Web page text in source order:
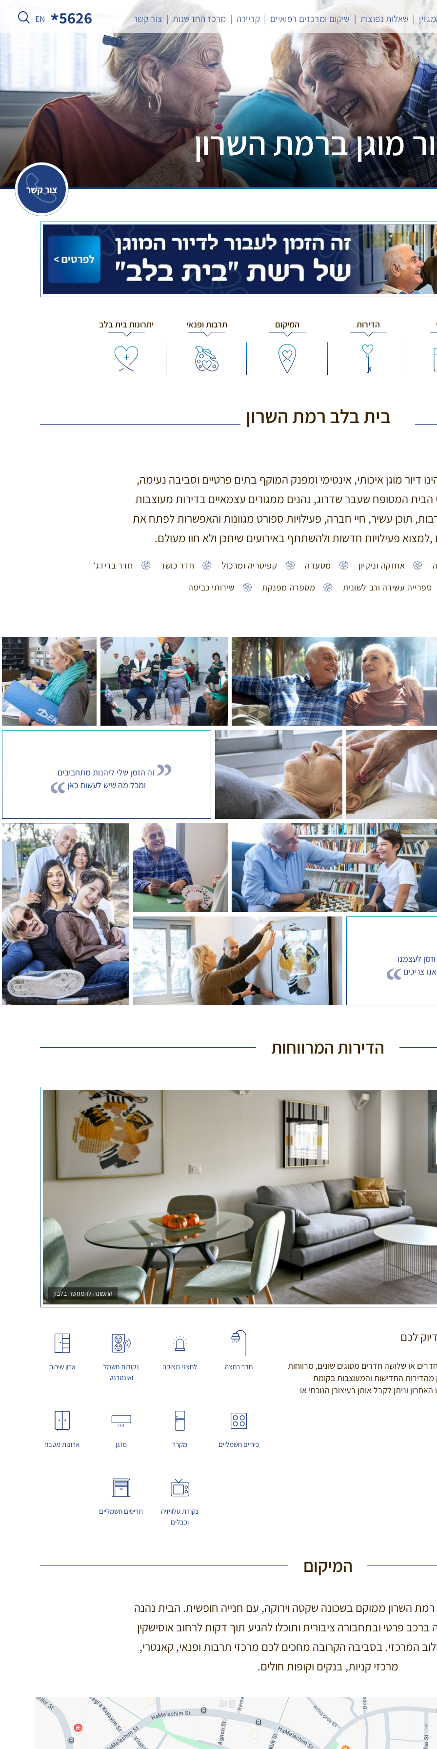
שאלות נפוצות שיקום ומרכזים רפואיים קריירה מרכז החדשנות צור קשר 5626
EN
מוגן ברמת השרון
הדירות המיקום תרבות ופנאי יתרונות בית בלב
בית בלב רמת השרון
דיור מוגן איכותי, אינטימי ומפנק המוקף בתים פרטיים וסביבה נעימה,
הבית המטופח שעבר שדרוג, נהנים ממגורים עצמאיים בדירות מעוצבות
תוכן עשיר, חיי חברה, פעילויות ספורט מגוונות והאפשרות לפתח את
,למצוא פעילויות חדשות ולהשתתף באירועים שיתכן ולא חוו מעולם.
אחזקה וניקיון מסעדה קפיטריה ומרכול חדר כושר
חדר ברידג’
ספרייה עשירה ורב לשונית
מספרה מפנקת שירותי כביסה
זה הזמן שלי ליהנות מתחביבים
ומכל מה שיש לעשות כאן
לעצמנו
צריכים
הדירות המרווחות
התמונה להמחשה בלבד
לכם
או שלושה חדרים מסוגים שונים, מרווחות
מהדירות החדישות והמעוצבות בקומת
וניתן לקבל אותן בעיצובן הנוכחי או
חדר רחצה לחצני מצוקה
נקודות חשמל
ואינטרנט
ארון שירות
כיריים חשמליים מקרר מזגן ארונות מטבח
נקודת טלוויזיה
וכבלים
תריסים חשמליים
המיקום
רמת השרון ממוקם בשכונה שקטה וירוקה, עם חנייה חופשית. הבית נהנה
פרטי ובתחבורה ציבורית ותוכלו להגיע תוך דקות לרחוב אוסישקין
המרכזי. בסביבה הקרובה מחכים לכם מרכזי תרבות ופנאי, קאנטרי,
מרכזי קניות, בנקים וקופות חולים.